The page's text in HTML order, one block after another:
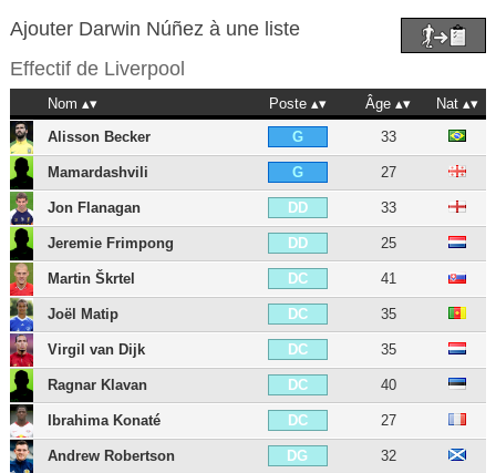
Ajouter Darwin Núñez à une liste
Effectif de Liverpool
Nom Poste Âge
Nat
Alisson Becker
G 33
Mamardashvili G 27
Jon Flanagan DD 33
Jeremie Frimpong DD 25
Martin Škrtel DC 41
Joël Matip DC 35
Virgil van Dijk DC 35
Ragnar Klavan DC 40
Ibrahima Konaté DC 27
Andrew Robertson DG 32